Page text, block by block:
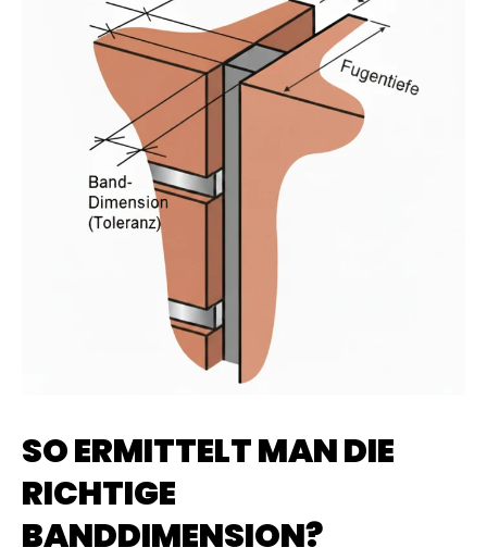
SO ERMITTELT MAN DIE
RICHTIGE
BANDDIMENSION?